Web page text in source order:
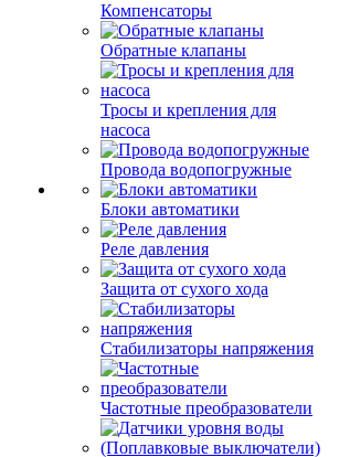
Компенсаторы
Обратные клапаны
Тросы и крепления для
насоса
Провода водопогружные
Блоки автоматики
Реле давления
Защита от сухого хода
Стабилизаторы напряжения
Частотные преобразователи